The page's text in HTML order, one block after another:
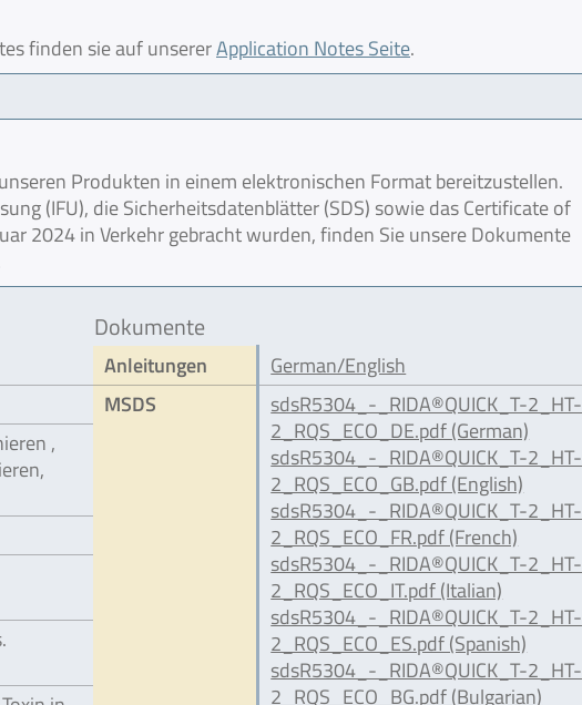
finden sie auf unsererApplication Notes Seite.
Produkten in einem elektronischen Format bereitzustellen.
(IFU), die Sicherheitsdatenblätter (SDS) sowie das Certificate of
2024 in Verkehr gebracht wurden, finden Sie unsere Dokumente
,
Dokumente
Anleitungen
German/English
MSDS
sdsR5304_-_RIDA®QUICK_T-2_HT-
2_RQS_ECO_DE.pdf (German)
sdsR5304_-_RIDA®QUICK_T-2_HT-
2_RQS_ECO_GB.pdf (English)
sdsR5304_-_RIDA®QUICK_T-2_HT-
2_RQS_ECO_FR.pdf (French)
sdsR5304_-_RIDA®QUICK_T-2_HT-
2_RQS_ECO_IT.pdf (Italian)
sdsR5304_-_RIDA®QUICK_T-2_HT-
2_RQS_ECO_ES.pdf (Spanish)
sdsR5304_-_RIDA®QUICK_T-2_HT-
2_RQS_ECO_BG.pdf (Bulgarian)